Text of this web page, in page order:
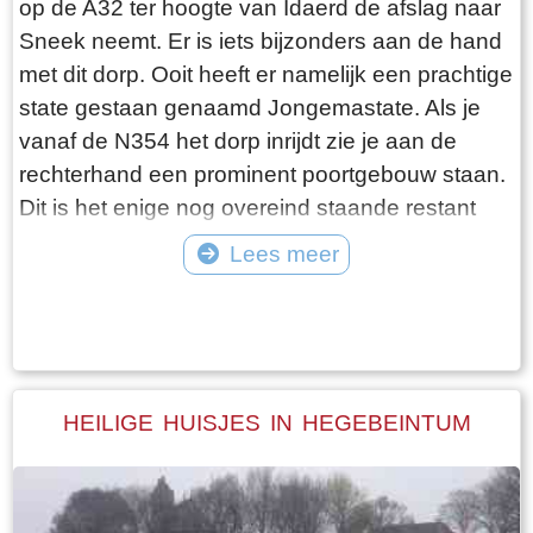
De gebroeders De Vries houden het dus nog vol
en vangen regelmatig bot bij Laaksum. Ik hoor
dat de ze inmiddels aardig op leeftijd zijn, in
ieder geval over de zestig. Ik hoop dat ze het
nog even kunnen volhouden tot aan hun
pensioenleeftijd. Want zodra zij ermee stoppen
vangt iedereen bot bij Laaksum.
op de A32 ter hoogte van Idaerd de afslag naar
Sneek neemt. Er is iets bijzonders aan de hand
met dit dorp. Ooit heeft er namelijk een prachtige
state gestaan genaamd Jongemastate. Als je
vanaf de N354 het dorp inrijdt zie je aan de
rechterhand een prominent poortgebouw staan.
Dit is het enige nog overeind staande restant
van Jongemastate. Het poortgebouw geeft
toegang tot het park Jongemastate. In het
aub”. Het is de moeite waard om het park eens
heeft. Grote brokken zandsteen liggen her en
der verspreid door het park alsof er een enorme
Lees meer
HEILIGE HUISJES IN HEGEBEINTUM